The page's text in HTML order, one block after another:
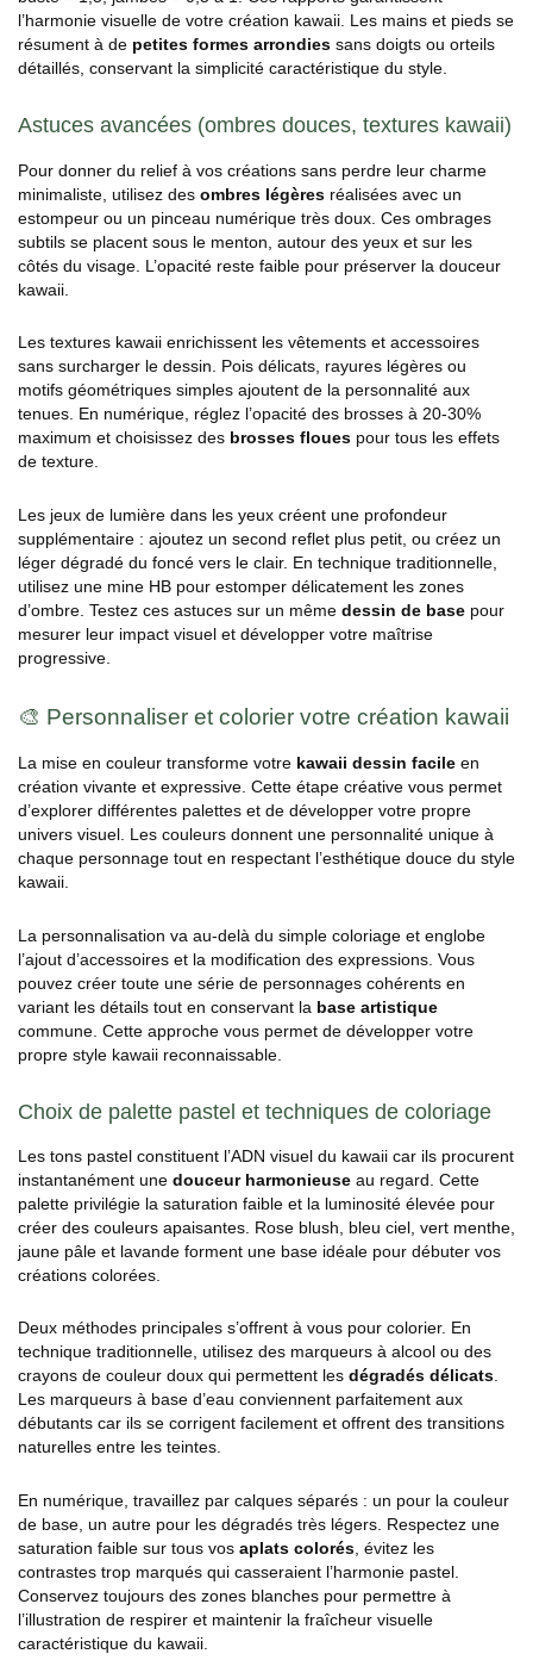
l’harmonie visuelle de votre création kawaii. Les mains et pieds se
résument à de petites formes arrondies sans doigts ou orteils
détaillés, conservant la simplicité caractéristique du style.
Astuces avancées (ombres douces, textures kawaii)
Pour donner du relief à vos créations sans perdre leur charme
minimaliste, utilisez des ombres légères réalisées avec un
estompeur ou un pinceau numérique très doux. Ces ombrages
subtils se placent sous le menton, autour des yeux et sur les
côtés du visage. L’opacité reste faible pour préserver la douceur
kawaii.
Les textures kawaii enrichissent les vêtements et accessoires
sans surcharger le dessin. Pois délicats, rayures légères ou
motifs géométriques simples ajoutent de la personnalité aux
tenues. En numérique, réglez l’opacité des brosses à 20-30%
maximum et choisissez des brosses floues pour tous les effets
de texture.
Les jeux de lumière dans les yeux créent une profondeur
supplémentaire : ajoutez un second reflet plus petit, ou créez un
léger dégradé du foncé vers le clair. En technique traditionnelle,
utilisez une mine HB pour estomper délicatement les zones
d’ombre. Testez ces astuces sur un même dessin de base pour
mesurer leur impact visuel et développer votre maîtrise
progressive.
🎨 Personnaliser et colorier votre création kawaii
La mise en couleur transforme votre kawaii dessin facile en
création vivante et expressive. Cette étape créative vous permet
d’explorer différentes palettes et de développer votre propre
univers visuel. Les couleurs donnent une personnalité unique à
chaque personnage tout en respectant l’esthétique douce du style
kawaii.
La personnalisation va au-delà du simple coloriage et englobe
l’ajout d’accessoires et la modification des expressions. Vous
pouvez créer toute une série de personnages cohérents en
variant les détails tout en conservant la base artistique
commune. Cette approche vous permet de développer votre
propre style kawaii reconnaissable.
Choix de palette pastel et techniques de coloriage
Les tons pastel constituent l’ADN visuel du kawaii car ils procurent
instantanément une douceur harmonieuse au regard. Cette
palette privilégie la saturation faible et la luminosité élevée pour
créer des couleurs apaisantes. Rose blush, bleu ciel, vert menthe,
jaune pâle et lavande forment une base idéale pour débuter vos
créations colorées.
Deux méthodes principales s’offrent à vous pour colorier. En
technique traditionnelle, utilisez des marqueurs à alcool ou des
crayons de couleur doux qui permettent les dégradés délicats.
Les marqueurs à base d’eau conviennent parfaitement aux
débutants car ils se corrigent facilement et offrent des transitions
naturelles entre les teintes.
En numérique, travaillez par calques séparés : un pour la couleur
de base, un autre pour les dégradés très légers. Respectez une
saturation faible sur tous vos aplats colorés , évitez les
contrastes trop marqués qui casseraient l’harmonie pastel.
Conservez toujours des zones blanches pour permettre à
l’illustration de respirer et maintenir la fraîcheur visuelle
caractéristique du kawaii.